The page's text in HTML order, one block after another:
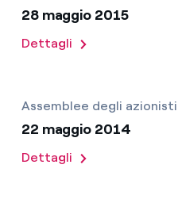
28 maggio 2015
Dettagli
Assemblee degli azionisti
22 maggio 2014
Dettagli